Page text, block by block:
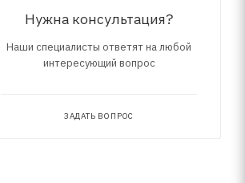
Нужна консультация?
Наши специалисты ответят на любой
интересующий вопрос
ЗАДАТЬ ВОПРОС